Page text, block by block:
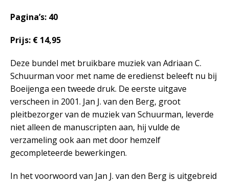
Pagina’s: 40
Prijs: € 14,95
Deze bundel met bruikbare muziek van Adriaan C.
Schuurman voor met name de eredienst beleeft nu bij
Boeijenga een tweede druk. De eerste uitgave
verscheen in 2001. Jan J. van den Berg, groot
pleitbezorger van de muziek van Schuurman, leverde
niet alleen de manuscripten aan, hij vulde de
verzameling ook aan met door hemzelf
gecompleteerde bewerkingen.
In het voorwoord van Jan J. van den Berg is uitgebreid